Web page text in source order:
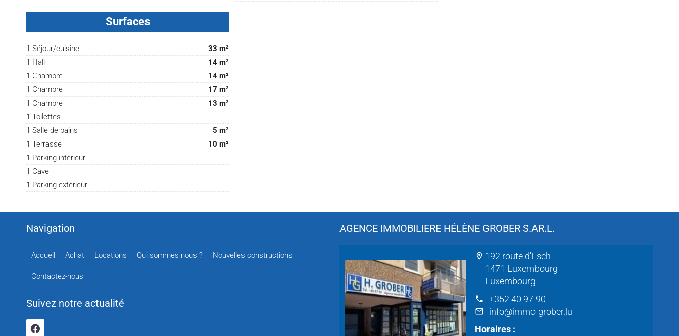
Surfaces
1 Séjour/cuisine
33 m²
1 Hall
14 m²
1 Chambre
14 m²
1 Chambre
17 m²
1 Chambre
13 m²
1 Toilettes
1 Salle de bains
5 m²
1 Terrasse
10 m²
1 Parking intérieur
1 Cave
1 Parking extérieur
Navigation
Accueil Achat Locations Qui sommes nous ? Nouvelles constructions
Contactez-nous
Suivez notre actualité
AGENCE IMMOBILIERE HÉLÈNE GROBER S.AR.L.
192 route d'Esch
1471 Luxembourg
Luxembourg
+352 40 97 90
info@immo-grober.lu
Horaires :